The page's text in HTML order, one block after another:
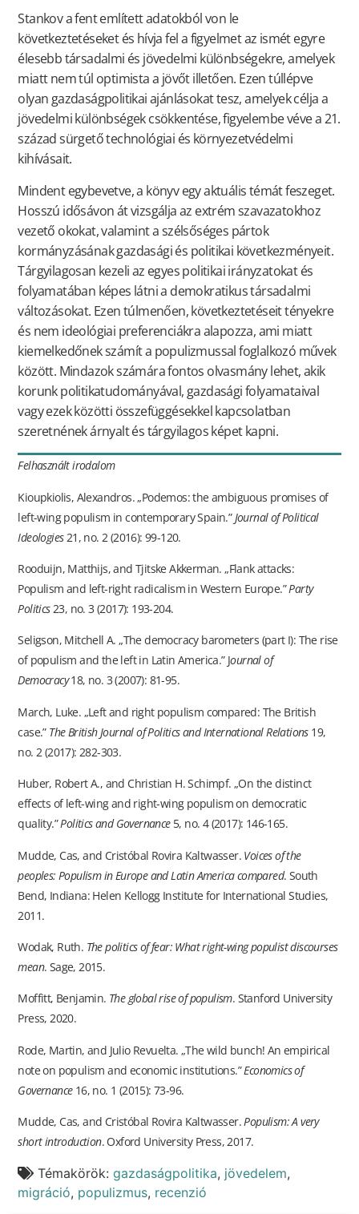
Stankov a fent említett adatokból von le
következtetéseket és hívja fel a figyelmet az ismét egyre
élesebb társadalmi és jövedelmi különbségekre, amelyek
miatt nem túl optimista a jövőt illetően. Ezen túllépve
olyan gazdaságpolitikai ajánlásokat tesz, amelyek célja a
jövedelmi különbségek csökkentése, figyelembe véve a 21.
század sürgető technológiai és környezetvédelmi
kihívásait.
Mindent egybevetve, a könyv egy aktuális témát feszeget.
Hosszú idősávon át vizsgálja az extrém szavazatokhoz
vezető okokat, valamint a szélsőséges pártok
kormányzásának gazdasági és politikai következményeit.
Tárgyilagosan kezeli az egyes politikai irányzatokat és
folyamatában képes látni a demokratikus társadalmi
változásokat. Ezen túlmenően, következtetéseit tényekre
és nem ideológiai preferenciákra alapozza, ami miatt
kiemelkedőnek számít a populizmussal foglalkozó művek
között. Mindazok számára fontos olvasmány lehet, akik
korunk politikatudományával, gazdasági folyamataival
vagy ezek közötti összefüggésekkel kapcsolatban
szeretnének árnyalt és tárgyilagos képet kapni.
Felhasznált irodalom
Kioupkiolis, Alexandros. „Podemos: the ambiguous promises of
left-wing populism in contemporary Spain.” Journal of Political
Ideologies21, no. 2 (2016): 99-120.
Rooduijn, Matthijs, and Tjitske Akkerman. „Flank attacks:
Populism and left-right radicalism in Western Europe.”Party
Politics23, no. 3 (2017): 193-204.
Seligson, Mitchell A. „The democracy barometers (part I): The rise
of populism and the left in Latin America.” Journal of
Democracy18, no. 3 (2007): 81-95.
March, Luke. „Left and right populism compared: The British
case.” The British Journal of Politics and International Relations19,
no. 2 (2017): 282-303.
Huber, Robert A., and Christian H. Schimpf. „On the distinct
effects of left-wing and right-wing populism on democratic
quality.”Politics and Governance5, no. 4 (2017): 146-165.
Mudde, Cas, and Cristóbal Rovira Kaltwasser. Voices of the
peoples: Populism in Europe and Latin America compared. South
Bend, Indiana: Helen Kellogg Institute for International Studies,
2011.
Wodak, Ruth. The politics of fear: What right-wing populist discourses
mean. Sage, 2015.
Moffitt, Benjamin. The global rise of populism. Stanford University
Press, 2020.
Rode, Martin, and Julio Revuelta. „The wild bunch! An empirical
note on populism and economic institutions.”Economics of
Governance16, no. 1 (2015): 73-96.
Mudde, Cas, and Cristóbal Rovira Kaltwasser.Populism: A very
short introduction. Oxford University Press, 2017.
Témakörök:gazdaságpolitika, jövedelem,
migráció, populizmus, recenzió